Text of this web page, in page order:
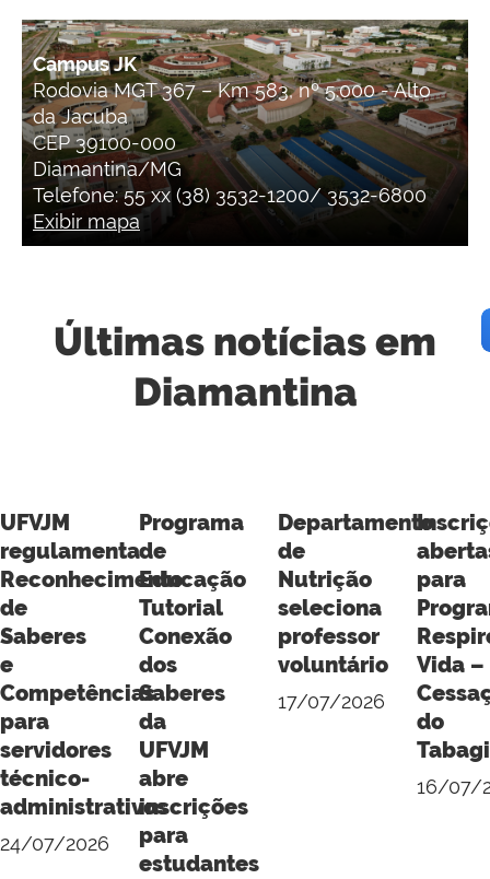
Campus JK
Rodovia MGT 367 – Km 583, nº 5.000 - Alto
da Jacuba
CEP 39100-000
Diamantina/MG
Telefone: 55 xx (38) 3532-1200/ 3532-6800
Exibir mapa
Últimas notícias em
Diamantina
UFVJM
regulamenta
Reconhecimento
de
Saberes
e
Competências
para
servidores
técnico-
administrativos
24/07/2026
Programa
de
Educação
Tutorial
Conexão
dos
Saberes
da
UFVJM
abre
inscrições
para
estudantes
Departamento
de
Nutrição
seleciona
professor
voluntário
17/07/2026
para
Vida –
do
16/07/